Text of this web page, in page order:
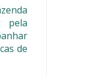
pela
de